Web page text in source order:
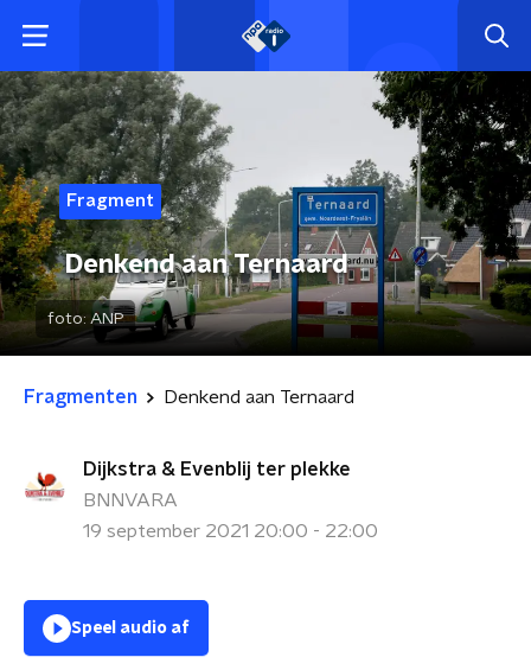
Fragment
Denkend aan Ternaard
foto: ANP
Fragmenten Denkend aan Ternaard
Dijkstra & Evenblij ter plekke
BNNVARA
19 september 2021 20:00 - 22:00
Speel audio af